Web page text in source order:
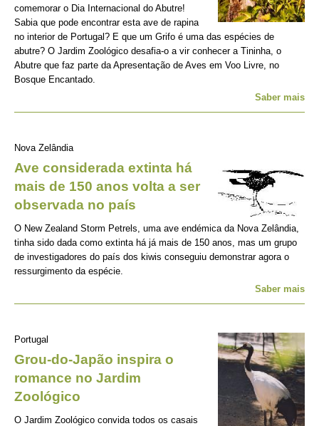
comemorar o Dia Internacional do Abutre!
Sabia que pode encontrar esta ave de rapina
no interior de Portugal? E que um Grifo é uma das espécies de
abutre? O Jardim Zoológico desafia-o a vir conhecer a Tininha, o
Abutre que faz parte da Apresentação de Aves em Voo Livre, no
Bosque Encantado.
Saber mais
Nova Zelândia
Ave considerada extinta há
mais de 150 anos volta a ser
observada no país
O New Zealand Storm Petrels, uma ave endémica da Nova Zelândia,
tinha sido dada como extinta há já mais de 150 anos, mas um grupo
de investigadores do país dos kiwis conseguiu demonstrar agora o
ressurgimento da espécie.
Saber mais
Portugal
Grou-do-Japão inspira o
romance no Jardim
Zoológico
O Jardim Zoológico convida todos os casais